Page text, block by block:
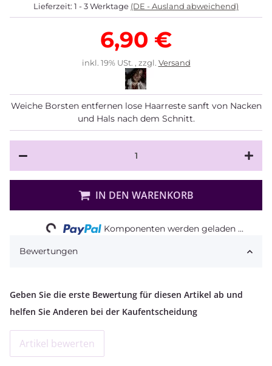
Lieferzeit: 1 - 3 Werktage (DE - Ausland abweichend)
6,90 €
inkl. 19% USt. , zzgl. Versand
Weiche Borsten entfernen lose Haarreste sanft von Nacken
und Hals nach dem Schnitt.
IN DEN WARENKORB
Loading... Komponenten werden geladen ...
Bewertungen
Geben Sie die erste Bewertung für diesen Artikel ab und
helfen Sie Anderen bei der Kaufentscheidung
Artikel bewerten